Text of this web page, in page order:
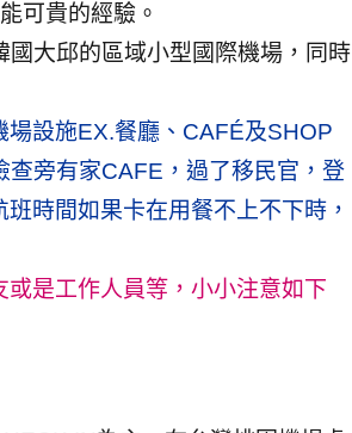
可貴的經驗。
國大邱的區域小型國際機場，同時
設施EX.餐廳、CAFÉ及SHOP
旁有家CAFE，過了移民官，登
時間如果卡在用餐不上不下時，
是工作人員等，小小注意如下